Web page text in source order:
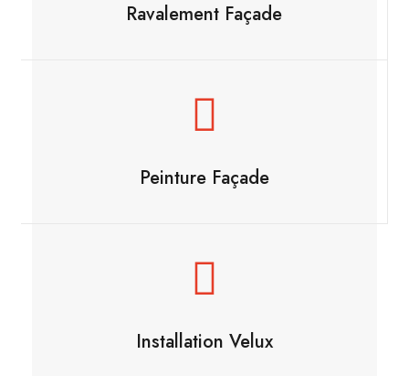
Ravalement Façade
Peinture Façade
Installation Velux